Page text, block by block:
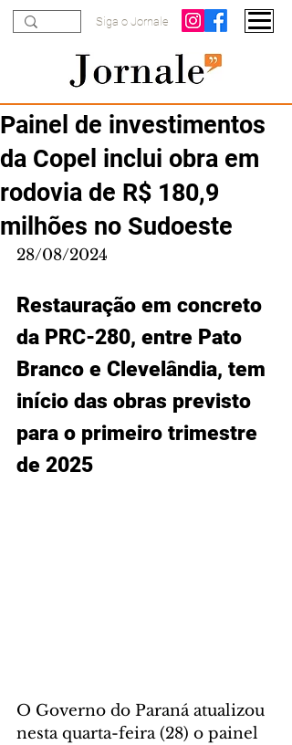
Siga o Jornale
Painel de investimentos
da Copel inclui obra em
rodovia de R$ 180,9
milhões no Sudoeste
28/08/2024
Restauração em concreto
da PRC-280, entre Pato
Branco e Clevelândia, tem
início das obras previsto
para o primeiro trimestre
de 2025
O Governo do Paraná atualizou
nesta quarta-feira (28) o painel